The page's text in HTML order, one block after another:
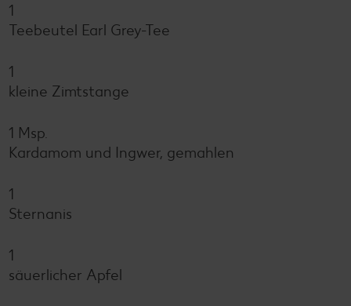
1
Teebeutel Earl Grey-Tee
1
kleine Zimtstange
1 Msp.
Kardamom und Ingwer, gemahlen
1
Sternanis
1
säuerlicher Apfel